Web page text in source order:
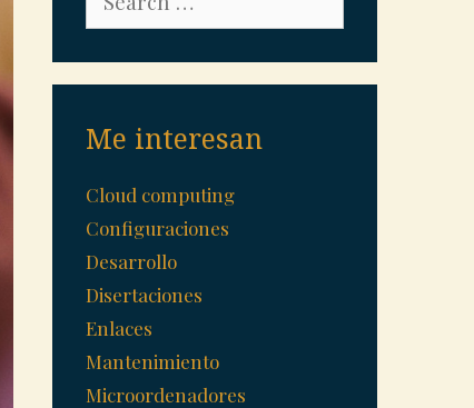
for:
Me interesan
Cloud computing
Configuraciones
Desarrollo
Disertaciones
Enlaces
Mantenimiento
Microordenadores